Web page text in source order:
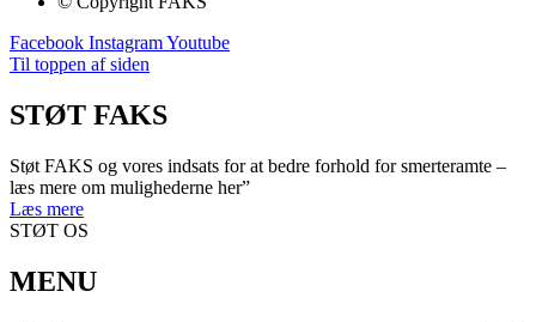
Facebook InstagramYoutube
Til toppen af siden
STØT FAKS
Støt FAKS og vores indsats for at bedre forhold for smerteramte –
læs mere om mulighederne her”
Læs mere
STØT OS
MENU